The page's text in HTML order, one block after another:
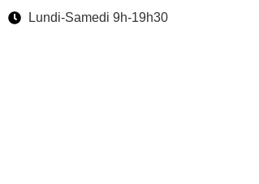
Lundi-Samedi 9h-19h30